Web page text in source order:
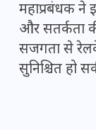
महाप्रबंधक ने
और सतर्कता
सजगता से रेलवे
सुनिश्चित हो